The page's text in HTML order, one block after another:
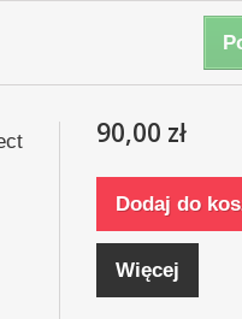
90,00 zł
Dodaj do
Więcej